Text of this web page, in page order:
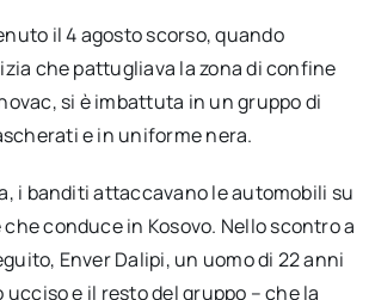
il 4 agosto scorso, quando
che pattugliava la zona di confine
si è imbattuta in un gruppo di
e in uniforme nera.
i banditi attaccavano le automobili su
conduce in Kosovo. Nello scontro a
Enver Dalipi, un uomo di 22 anni
e il resto del gruppo – che la